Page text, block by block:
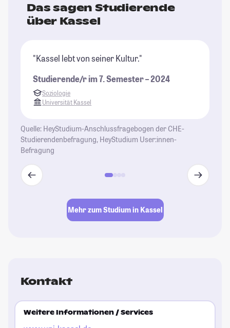
Das sagen Studierende
über Kassel
"Kassel lebt von seiner Kultur."
Studierende/r im 7. Semester – 2024
Soziologie
Universität Kassel
Quelle: HeyStudium-Anschlussfragebogen der CHE-
Studierendenbefragung, HeyStudium User:innen-
Befragung
Mehr zum Studium in Kassel
Kontakt
Weitere Informationen / Services